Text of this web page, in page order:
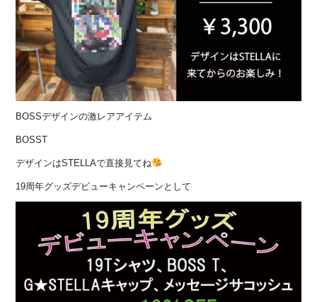
BOSSデザインの激レアアイテム
BOSST
デザインはSTELLAで直接見てね
19周年グッズデビューキャンペーンとして